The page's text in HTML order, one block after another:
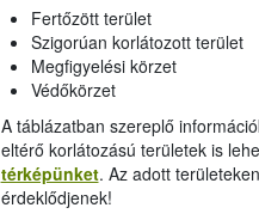
Fertőzött terület
Szigorúan korlátozott terület
Megfigyelési körzet
Védőkörzet
A táblázatban szereplő
eltérő korlátozású területek is
térképünket. Az adott
érdeklődjenek!